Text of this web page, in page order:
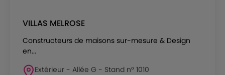
VILLAS MELROSE
Constructeurs de maisons sur-mesure & Design
en...
Extérieur - Allée G - Stand n° 1010